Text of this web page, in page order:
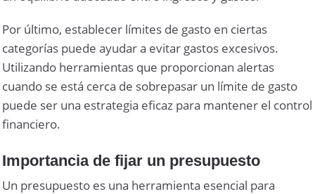
Por último, establecer límites de gasto en ciertas
categorías puede ayudar a evitar gastos excesivos.
Utilizando herramientas que proporcionan alertas
cuando se está cerca de sobrepasar un límite de gasto
puede ser una estrategia eficaz para mantener el control
financiero.
Importancia de fijar un presupuesto
Un presupuesto es una herramienta esencial para